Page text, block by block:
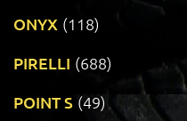
ONYX (118)
PIRELLI (688)
POINT S (49)